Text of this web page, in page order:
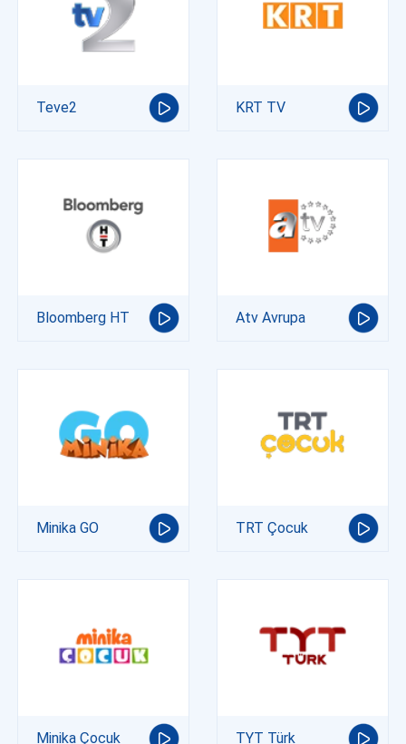
Teve2 KRT TV
Bloomberg HT Atv Avrupa
Minika GO TRT Çocuk
Minika Çocuk TYT Türk